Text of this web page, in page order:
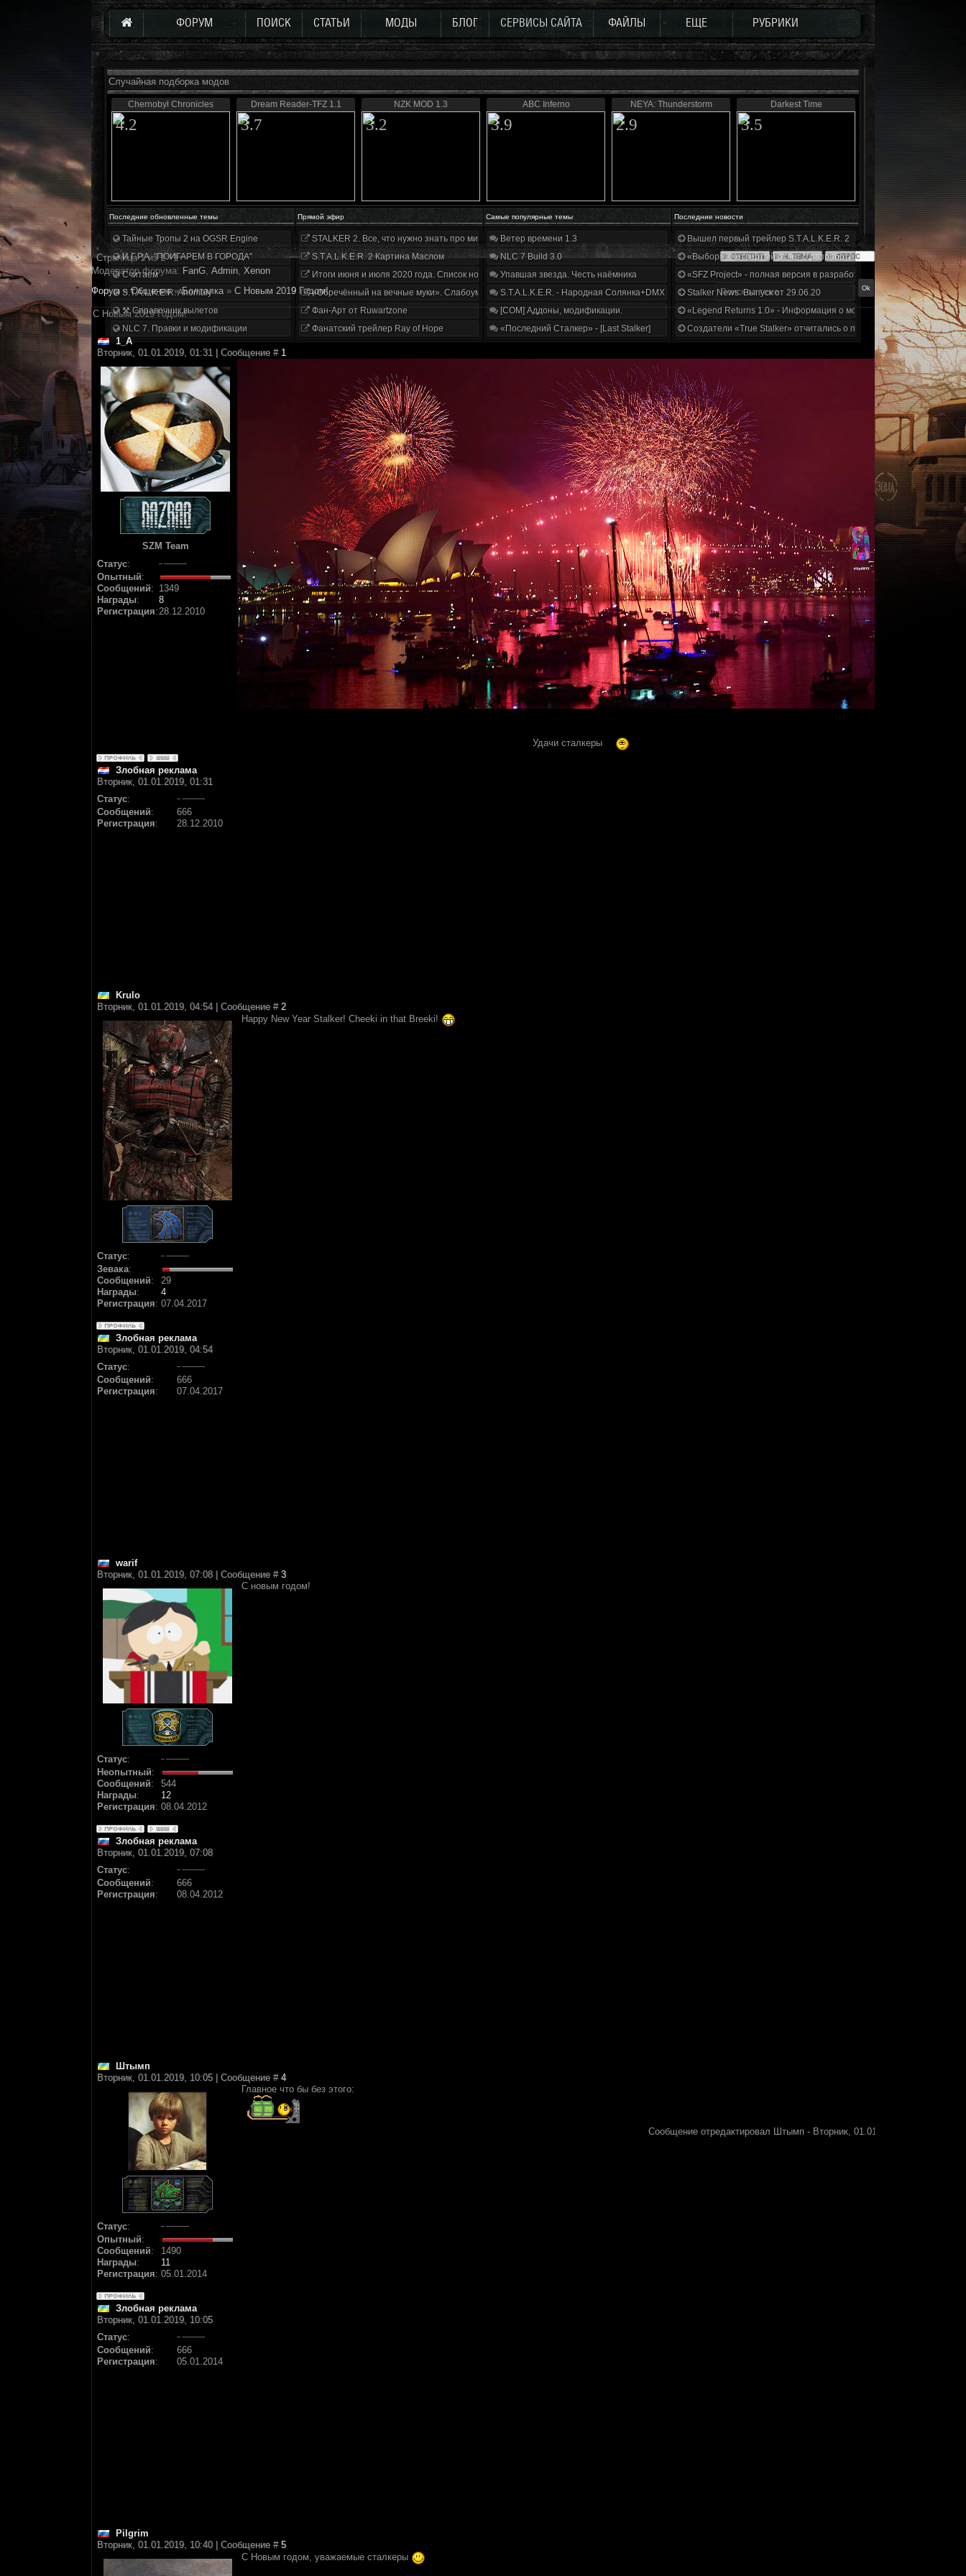
ФОРУМ ПОИСК СТАТЬИ МОДЫ БЛОГ СЕРВИСЫ САЙТА ФАЙЛЫ ЕЩЕ РУБРИКИ
Случайная подборка модов
Chernobyl Chronicles
4.2
Dream Reader-TFZ 1.1
3.7
NZK MOD 1.3
3.2
ABC Inferno
3.9
NEYA: Thunderstorm
2.9
Darkest Time
3.5
Последние обновленные темы Прямой эфир Самые популярные темы Последние новости
Тайные Тропы 2 на OGSR Engine
И.Г.Р.А. "ПОИГАРЕМ В ГОРОДА"
Считаем
S.T.A.L.K.E.R. Anomaly
⚒ Справочник вылетов
NLC 7. Правки и модификации
STALKER 2. Все, что нужно знать про мир, геймплей и сюжет | Разбор трейлера
S.T.A.L.K.E.R. 2 Картина Маслом
Итоги июня и июля 2020 года. Список нововведений
«Обречённый на вечные муки». Слабоумие и отвага
Фан-Арт от Ruwartzone
Фанатский трейлер Ray of Hope
Ветер времени 1.3
NLC 7 Build 3.0
Упавшая звезда. Честь наёмника
S.T.A.L.K.E.R. - Народная Солянка+DMX 1.3.5.ООП.МА.К.
[COM] Аддоны, модификации.
«Последний Сталкер» - [Last Stalker]
Вышел первый трейлер S.T.A.L.K.E.R. 2
«Выбор» - четвертый отчет о разработке!
«SFZ Project» - полная версия в разработке!
Stalker News. Выпуск от 29.06.20
«Legend Returns 1.0» - Информация о моде за июнь 2020
Создатели «True Stalker» отчитались о проделанной работе
Страница1из1
1
Модератор форума: FanG, Аdmin, Xenon
Форум » Общение » Болталка » С Новым 2019 Годом!
С Новым 2019 Годом!
1_A
Вторник, 01.01.2019, 01:31 | Сообщение # 1
SZM Team
Статус:
Опытный:
Сообщений: 1349
Награды:
8
Регистрация:28.12.2010
Удачи сталкеры
Злобная реклама
Вторник, 01.01.2019, 01:31
Статус:
Сообщений:
666
Регистрация: 28.12.2010
Krulo
Вторник, 01.01.2019, 04:54 | Сообщение # 2
Статус:
Зевака:
Сообщений:
29
Награды:
4
Регистрация: 07.04.2017
Happy New Year Stalker! Cheeki in that Breeki!
Злобная реклама
Вторник, 01.01.2019, 04:54
Статус:
Сообщений:
666
Регистрация: 07.04.2017
warif
Вторник, 01.01.2019, 07:08 | Сообщение # 3
Статус:
Неопытный:
Сообщений:
544
Награды:
12
Регистрация: 08.04.2012
С новым годом!
Злобная реклама
Вторник, 01.01.2019, 07:08
Статус:
Сообщений:
666
Регистрация: 08.04.2012
Штымп
Вторник, 01.01.2019, 10:05 | Сообщение # 4
Статус:
Опытный:
Сообщений:
1490
Награды:
11
Регистрация: 05.01.2014
Главное что бы без этого:
Сообщение отредактировал Штымп - Вторник, 01.01.2019, 10:05
Злобная реклама
Вторник, 01.01.2019, 10:05
Статус:
Сообщений:
666
Регистрация: 05.01.2014
Pilgrim
Вторник, 01.01.2019, 10:40 | Сообщение # 5
С Новым годом, уважаемые сталкеры